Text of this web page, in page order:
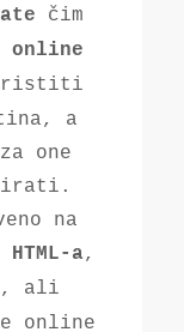
čim
online
a
one
na
HTML-a,
, ali
online